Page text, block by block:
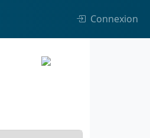
Connexion